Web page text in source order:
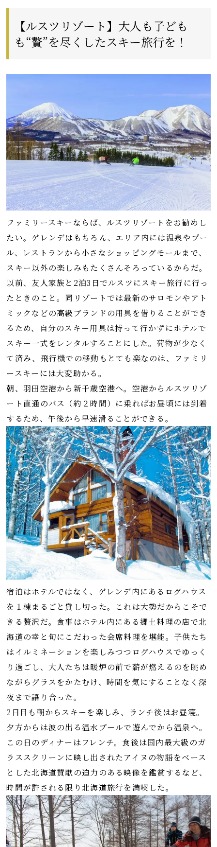
【ルスツリゾート】大人も子ども
も“贅”を尽くしたスキー旅行を！
ファミリースキーならば、ルスツリゾートをお勧めし
たい。ゲレンデはもちろん、エリア内には温泉やプー
ル、レストランから小さなショッピングモールまで、
スキー以外の楽しみもたくさんそろっているからだ。
以前、友人家族と2泊3日でルスツにスキー旅行に行っ
たときのこと。同リゾートでは最新のサロモンやアト
ミックなどの高級ブランドの用具を借りることができ
るため、自分のスキー用具は持って行かずにホテルで
スキー一式をレンタルすることにした。荷物が少なく
て済み、飛行機での移動もとても楽なのは、ファミリ
ースキーには大変助かる。
朝、羽田空港から新千歳空港へ。空港からルスツリゾ
ート直通のバス（約２時間）に乗ればお昼頃には到着
するため、午後から早速滑ることができる。
宿泊はホテルではなく、ゲレンデ内にあるログハウス
を１棟まるごと貸し切った。これは大勢だからこそで
きる贅沢だ。食事はホテル内にある郷土料理の店で北
海道の幸と旬にこだわった会席料理を堪能。子供たち
はイルミネーションを楽しみつつログハウスでゆっく
り過ごし、大人たちは暖炉の前で薪が燃えるのを眺め
ながらグラスをかたむけ、時間を気にすることなく深
夜まで語り合った。
2日目も朝からスキーを楽しみ、ランチ後はお昼寝。
夕方からは波の出る温水プールで遊んでから温泉へ。
この日のディナーはフレンチ。食後は国内最大級のガ
ラススクリーンに映し出されたアイヌの物語をベース
とした北海道賛歌の迫力のある映像を鑑賞するなど、
時間が許される限り北海道旅行を満喫した。